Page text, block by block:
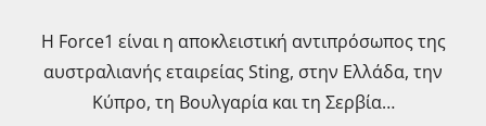
Η Force1 είναι η αποκλειστική αντιπρόσωπος της
αυστραλιανής εταιρείας Sting, στην Ελλάδα, την
Κύπρο, τη Βουλγαρία και τη Σερβία…